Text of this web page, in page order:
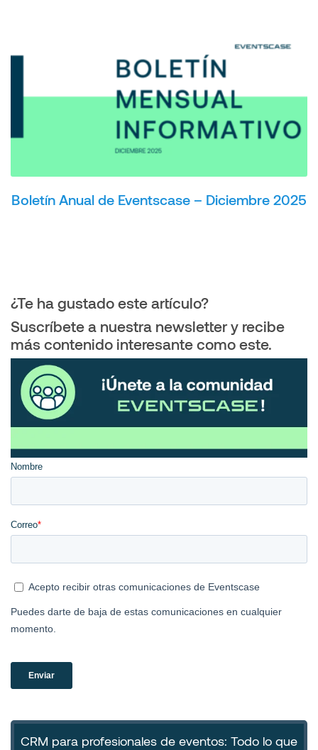
Boletín Anual de Eventscase – Diciembre 2025
¿Te ha gustado este artículo?
Suscríbete a nuestra newsletter y recibe
más contenido interesante como este.
CRM para profesionales de eventos: Todo lo que